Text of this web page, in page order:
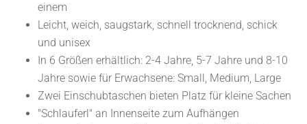
einem
Leicht, weich, saugstark, schnell trocknend, schick
und unisex
In 6 Größen erhältlich: 2-4 Jahre, 5-7 Jahre und 8-10
Jahre sowie für Erwachsene: Small, Medium, Large
Zwei Einschubtaschen bieten Platz für kleine Sachen
​"Schlauferl" an Innenseite zum Aufhängen